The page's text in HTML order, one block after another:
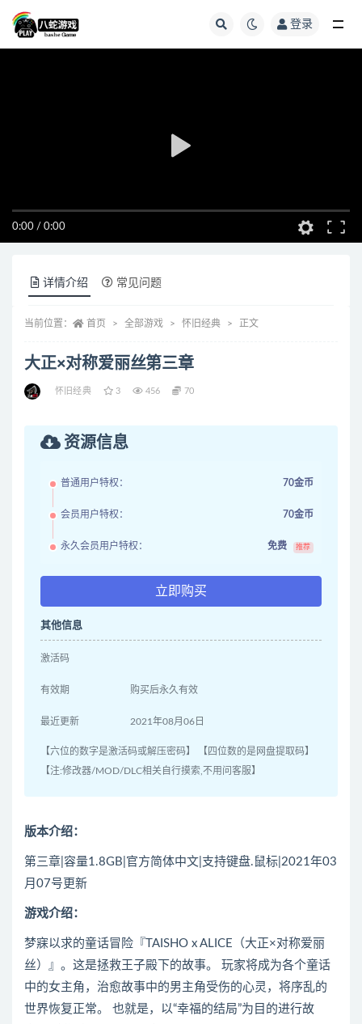
登录
0:00 / 0:00
详情介绍 常见问题
当前位置： 首页 全部游戏 怀旧经典 正文
大正×对称爱丽丝第三章
怀旧经典 3 456 70
资源信息
普通用户特权： 70金币
会员用户特权： 70金币
永久会员用户特权： 免费 推荐
立即购买
其他信息
激活码
有效期 购买后永久有效
最近更新 2021年08月06日
【六位的数字是激活码或解压密码】 【四位数的是网盘提取码】
【注:修改器/MOD/DLC相关自行摸索,不用问客服】
版本介绍：
第三章|容量1.8GB|官方简体中文|支持键盘.鼠标|2021年03
月07号更新
游戏介绍：
梦寐以求的童话冒险『TAISHO x ALICE（大正×对称爱丽
丝）』。这是拯救王子殿下的故事。 玩家将成为各个童话
中的女主角，治愈故事中的男主角受伤的心灵，将序乱的
世界恢复正常。 也就是，以“幸福的结局”为目的进行故